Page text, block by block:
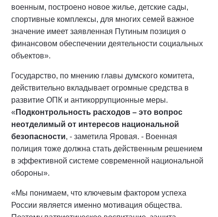
военным, построено новое жилье, детские сады,
спортивные комплексы, для многих семей важное
значение имеет заявленная Путиным позиция о
финансовом обеспечении деятельности социальных
объектов».
Государство, по мнению главы думского комитета,
действительно вкладывает огромные средства в
развитие ОПК и антикоррупционные меры.
« Подконтрольность расходов – это вопрос
неотделимый от интересов национальной
безопасности, - заметила Яровая. - Военная
полиция тоже должна стать действенным решением
в эффективной системе современной национальной
обороны».
«Мы понимаем, что ключевым фактором успеха
России является именно мотивация общества.